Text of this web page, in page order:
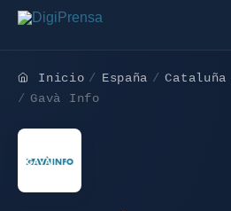
Inicio España Cataluña
Gavà Info